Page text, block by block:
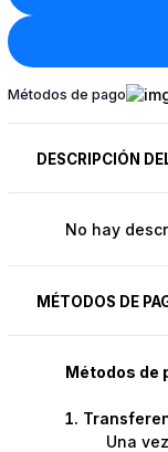
Métodos de pago
DESCRIPCIÓN
No hay
MÉTODOS DE
Métodos de
Una